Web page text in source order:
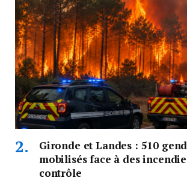
Gironde et Landes : 510
mobilisés face à des
contrôle